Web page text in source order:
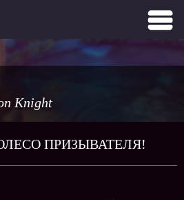
Knight
ПРИЗЫВАТЕЛЯ!